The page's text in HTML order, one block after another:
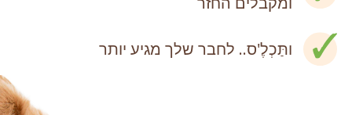
ותַּכְלֶ'ס.. לחבר שלך מגיע יותר